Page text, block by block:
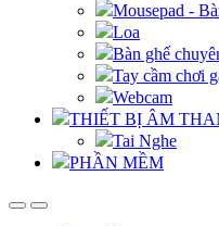
Mousepad -
Loa
Bàn ghế
Tay cầm chơi
Webcam
THIẾT BỊ ÂM
Tai Nghe
PHẦN MỀM